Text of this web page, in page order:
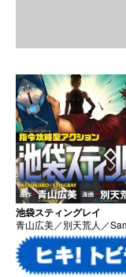
池袋スティングレイ
青山広美／別天荒人／